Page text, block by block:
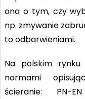
ona o tym, czy
np. zmywanie
to odbarwieniami.
Na polskim
normami
ścieranie: PN-EN